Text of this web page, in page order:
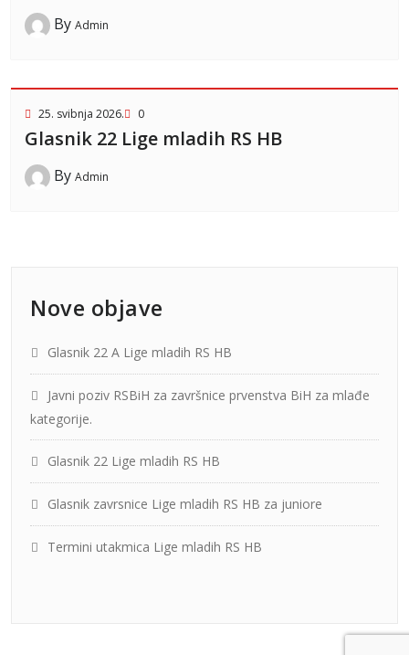
By Admin
25. svibnja 2026. 0
Glasnik 22 Lige mladih RS HB
By Admin
Nove objave
Glasnik 22 A Lige mladih RS HB
Javni poziv RSBiH za završnice prvenstva BiH za mlađe
kategorije.
Glasnik 22 Lige mladih RS HB
Glasnik zavrsnice Lige mladih RS HB za juniore
Termini utakmica Lige mladih RS HB